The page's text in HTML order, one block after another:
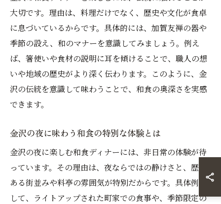
大切です。理由は、料理だけでなく、歴史や文化が食卓
に息づいているからです。具体的には、加賀友禅の器や
季節の設え、和のマナーを意識してみましょう。例え
ば、箸使いや食材の説明に耳を傾けることで、職人の想
いや地域の歴史がより深く伝わります。このように、金
沢の伝統を意識して味わうことで、和食の奥深さを実感
できます。
金沢の夜に味わう和食の特別な体験とは
金沢の夜に楽しむ和食ディナーには、非日常の体験が待
っています。その理由は、夜ならではの静けさと、歴史
ある街並みや料亭の雰囲気が特別だからです。具体例と
して、ライトアップされた町家での食事や、季節限定の